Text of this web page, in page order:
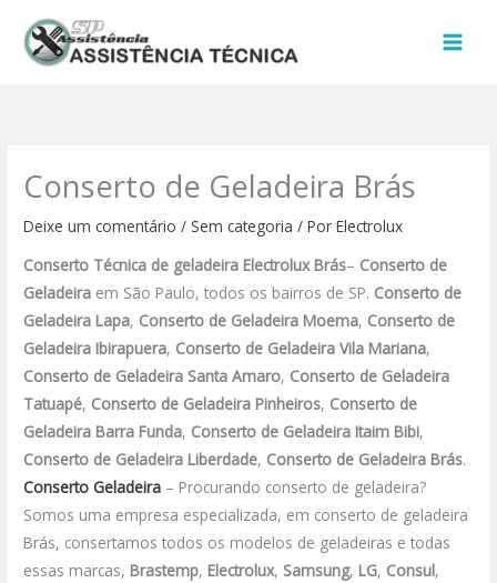
para
Conserto de Geladeira Brás
Deixe um comentário / Sem categoria / PorElectrolux
Conserto Técnica de geladeira Electrolux Brás– Conserto de
Geladeira em São Paulo, todos os bairros de SP. Conserto de
Geladeira Lapa, Conserto de Geladeira Moema, Conserto de
Geladeira Ibirapuera, Conserto de Geladeira Vila Mariana,
Conserto de Geladeira Santa Amaro, Conserto de Geladeira
Tatuapé, Conserto de Geladeira Pinheiros, Conserto de
Geladeira Barra Funda, Conserto de Geladeira Itaim Bibi,
Conserto de Geladeira Liberdade, Conserto de Geladeira Brás.
Conserto Geladeira – Procurando conserto de geladeira?
Somos uma empresa especializada, em conserto de geladeira
Brás, consertamos todos os modelos de geladeiras e todas
essas marcas, Brastemp, Electrolux, Samsung, LG, Consul,